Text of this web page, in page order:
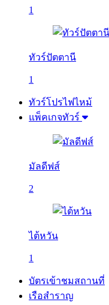
1
ทัวร์ปัตตานี
1
ทัวร์โปรไฟไหม้
แพ็คเกจทัวร์
มัลดีฟส์
2
ไต้หวัน
1
บัตรเข้าชมสถานที่
เรือสำราญ